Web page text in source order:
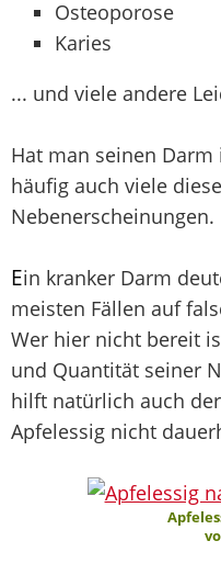
Osteoporose
Karies
... und viele andere
Hat man seinen
häufig auch viele
Nebenerscheinungen.
Ein kranker Darm
meisten Fällen auf
Wer hier nicht bereit
und Quantität seiner
hilft natürlich auch
Apfelessig nicht